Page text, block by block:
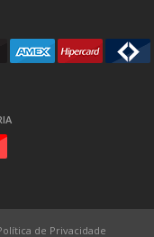
de Privacidade